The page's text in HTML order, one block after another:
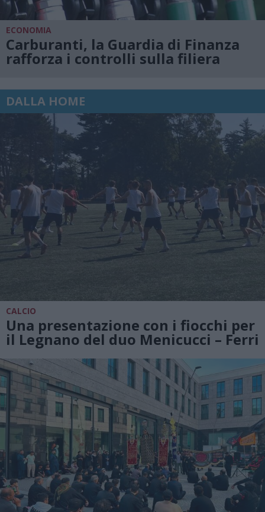
ECONOMIA
Carburanti, la Guardia di Finanza
rafforza i controlli sulla filiera
DALLA HOME
CALCIO
Una presentazione con i fiocchi per
il Legnano del duo Menicucci – Ferri